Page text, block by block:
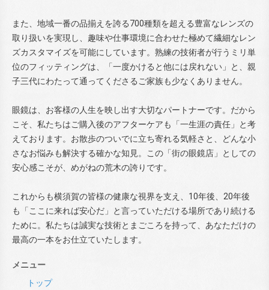
また、地域一番の品揃えを誇る700種類を超える豊富なレンズの
取り扱いを実現し、趣味や仕事環境に合わせた極めて繊細なレン
ズカスタマイズを可能にしています。熟練の技術者が行うミリ単
位のフィッティングは、「一度かけると他には戻れない」と、親
子三代にわたって通ってくださるご家族も少なくありません。
眼鏡は、お客様の人生を映し出す大切なパートナーです。だから
こそ、私たちはご購入後のアフターケアも「一生涯の責任」と考
えております。お散歩のついでに立ち寄れる気軽さと、どんな小
さなお悩みも解決する確かな知見。この「街の眼鏡店」としての
安心感こそが、めがねの荒木の誇りです。
これからも横須賀の皆様の健康な視界を支え、10年後、20年後
も「ここに来れば安心だ」と言っていただける場所であり続ける
ために。私たちは誠実な技術とまごころを持って、あなただけの
最高の一本をお仕立ていたします。
メニュー
トップ